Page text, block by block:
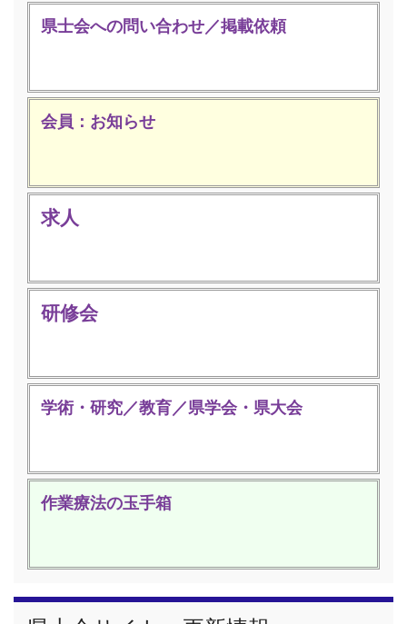
県士会への問い合わせ／掲載依頼
会員：お知らせ
求人
研修会
学術・研究／教育／県学会・県大会
作業療法の玉手箱